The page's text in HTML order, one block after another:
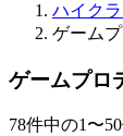
ハイク
ゲーム
ゲームプロ
78件中の1〜50